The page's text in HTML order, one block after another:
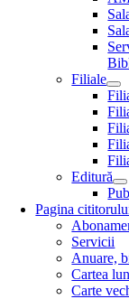
Filiale
Editură
Pagina
Servicii
Anuare,
Cartea
Carte